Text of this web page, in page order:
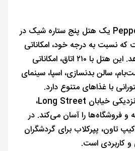
Pepperclub Hotel & Spa یک هتل پنج ستاره شیک در
نسبت به درجه خود، امکاناتی
فراتر از انتظار ارائه می‌دهد. این هتل با ۲۱۰ اتاق، امکاناتی
سالن بدنسازی، اسپا، سینمای
با غذاهای متنوع دارد.
موقعیت مناسب آن در نزدیکی خیابان Long Street،
و فروشگاه‌ها را آسان می‌کند. در
تاون، پپرکلاب برای گردشگران
کاربردی است.